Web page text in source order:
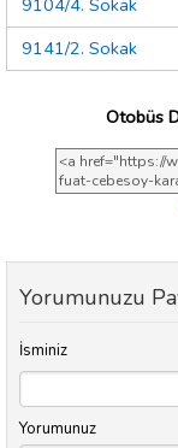
9104/4. Sokak
9141/2. Sokak
Otobüs
Yorumunuzu
İsminiz
Yorumunuz